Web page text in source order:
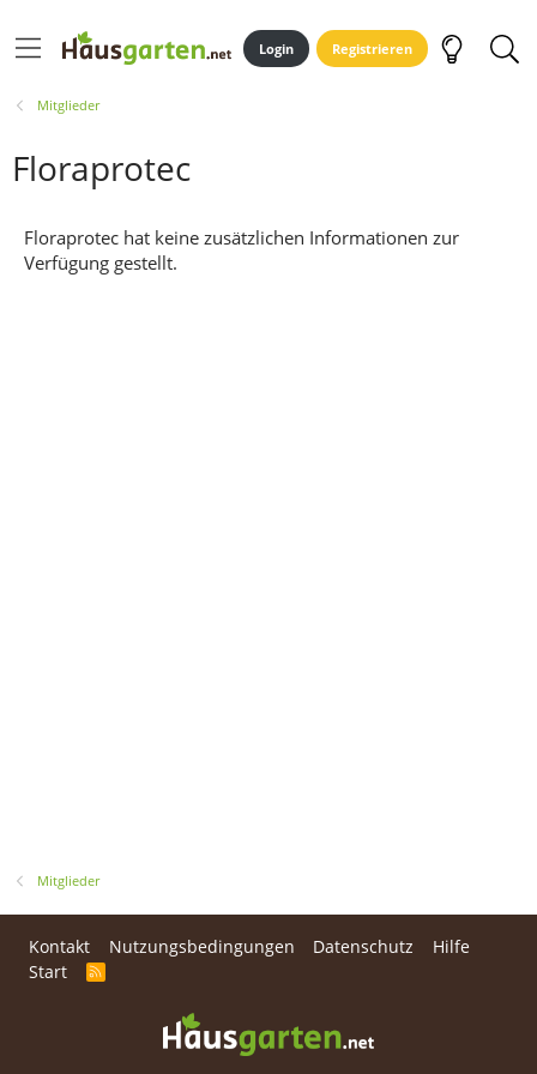
Login Registrieren
Mitglieder
Floraprotec
Floraprotec hat keine zusätzlichen Informationen zur
Verfügung gestellt.
Mitglieder
Kontakt Nutzungsbedingungen Datenschutz
Hilfe
Start
R